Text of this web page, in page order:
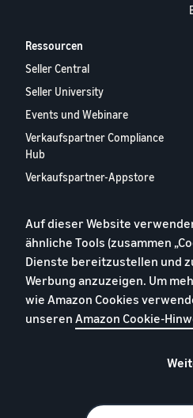
Ressourcen
Seller Central
Seller University
Events und Webinare
Verkaufspartner Compliance
Hub
Verkaufspartner-Appstore
Verkaufspartner-Bericht
Kontaktieren Sie uns
Cookies
Impressum
Auf dieser Website
ähnliche Tools (zusammen
Dienste bereitzustellen und
Werbung anzuzeigen. Um
wie Amazon Cookies
unseren Amazon Cookie-